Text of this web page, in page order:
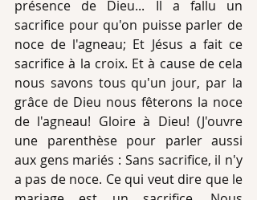
présence de Dieu... Il a fallu un
sacrifice pour qu'on puisse parler de
noce de l'agneau; Et Jésus a fait ce
sacrifice à la croix. Et à cause de cela
nous savons tous qu'un jour, par la
grâce de Dieu nous fêterons la noce
de l'agneau! Gloire à Dieu! (J'ouvre
une parenthèse pour parler aussi
aux gens mariés : Sans sacrifice, il n'y
a pas de noce. Ce qui veut dire que le